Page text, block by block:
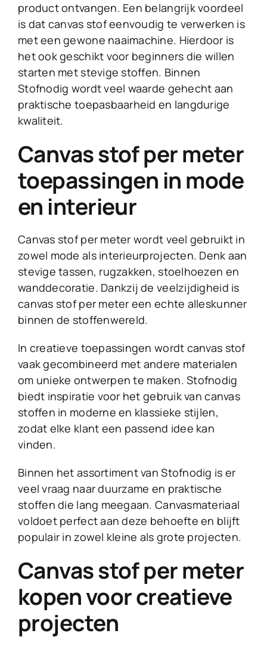
product ontvangen. Een belangrijk voordeel
is dat canvas stof eenvoudig te verwerken is
met een gewone naaimachine. Hierdoor is
het ook geschikt voor beginners die willen
starten met stevige stoffen. Binnen
Stofnodig wordt veel waarde gehecht aan
praktische toepasbaarheid en langdurige
kwaliteit.
Canvas stof per meter
toepassingen in mode
en interieur
Canvas stof per meter wordt veel gebruikt in
zowel mode als interieurprojecten. Denk aan
stevige tassen, rugzakken, stoelhoezen en
wanddecoratie. Dankzij de veelzijdigheid is
canvas stof per meter een echte alleskunner
binnen de stoffenwereld.
In creatieve toepassingen wordt canvas stof
vaak gecombineerd met andere materialen
om unieke ontwerpen te maken. Stofnodig
biedt inspiratie voor het gebruik van canvas
stoffen in moderne en klassieke stijlen,
zodat elke klant een passend idee kan
vinden.
Binnen het assortiment van Stofnodig is er
veel vraag naar duurzame en praktische
stoffen die lang meegaan. Canvasmateriaal
voldoet perfect aan deze behoefte en blijft
populair in zowel kleine als grote projecten.
Canvas stof per meter
kopen voor creatieve
projecten